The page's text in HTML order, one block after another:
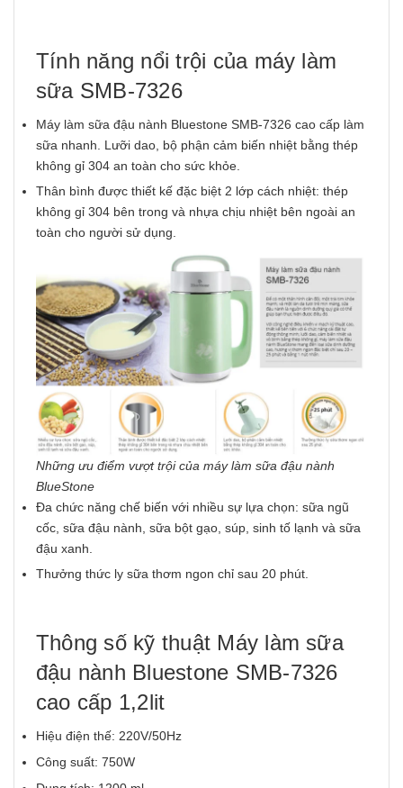
Tính năng nổi trội của máy làm
sữa SMB-7326
Máy làm sữa đậu nành Bluestone SMB-7326 cao cấp làm
sữa nhanh. Lưỡi dao, bộ phận cảm biến nhiệt bằng thép
không gỉ 304 an toàn cho sức khỏe.
Thân bình được thiết kế đặc biệt 2 lớp cách nhiệt: thép
không gỉ 304 bên trong và nhựa chịu nhiệt bên ngoài an
toàn cho người sử dụng.
Những ưu điểm vượt trội của máy làm sữa đậu nành
BlueStone
Đa chức năng chế biến với nhiều sự lựa chọn: sữa ngũ
cốc, sữa đậu nành, sữa bột gạo, súp, sinh tố lạnh và sữa
đậu xanh.
Thưởng thức ly sữa thơm ngon chỉ sau 20 phút.
Thông số kỹ thuật Máy làm sữa
đậu nành Bluestone SMB-7326
cao cấp 1,2lit
Hiệu điện thế: 220V/50Hz
Công suất: 750W